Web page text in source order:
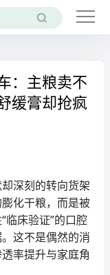
：主粮卖不
缓膏却抢疯
深刻的转向货架
化干粮，而是被
临床验证”的口腔
这不是偶然的消
率提升与家庭角